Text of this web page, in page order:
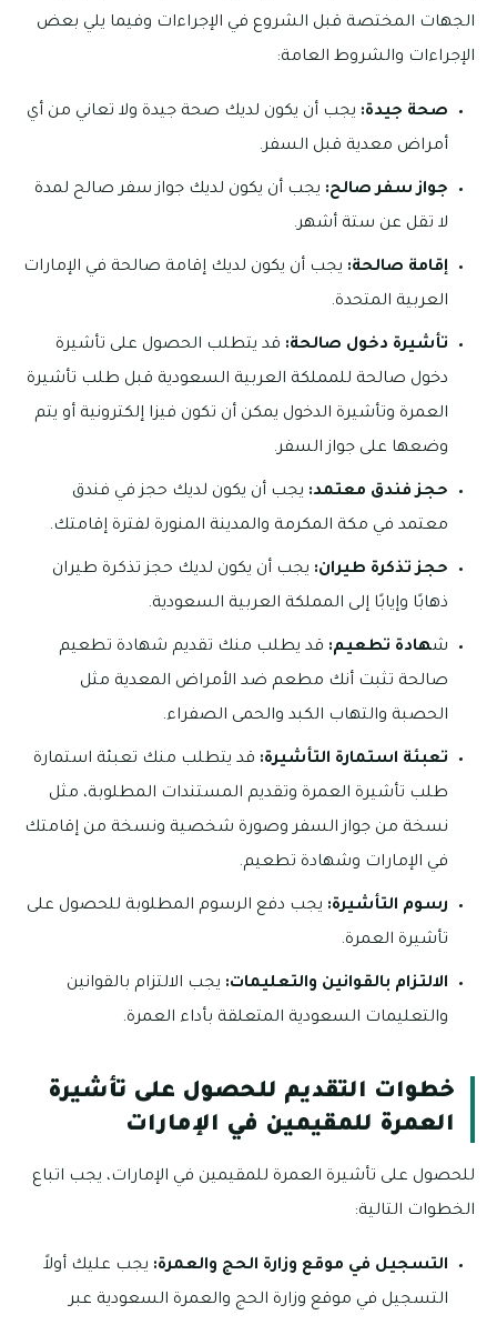
الجهات المختصة قبل الشروع في الإجراءات وفيما يلي بعض
الإجراءات والشروط العامة:
صحة جيدة: يجب أن يكون لديك صحة جيدة ولا تعاني من أي
أمراض معدية قبل السفر.
جواز سفر صالح: يجب أن يكون لديك جواز سفر صالح لمدة
لا تقل عن ستة أشهر.
إقامة صالحة: يجب أن يكون لديك إقامة صالحة في الإمارات
العربية المتحدة.
تأشيرة دخول صالحة: قد يتطلب الحصول على تأشيرة
دخول صالحة للمملكة العربية السعودية قبل طلب تأشيرة
العمرة وتأشيرة الدخول يمكن أن تكون فيزا إلكترونية أو يتم
وضعها على جواز السفر.
حجز فندق معتمد: يجب أن يكون لديك حجز في فندق
معتمد في مكة المكرمة والمدينة المنورة لفترة إقامتك.
حجز تذكرة طيران: يجب أن يكون لديك حجز تذكرة طيران
ذهابًا وإيابًا إلى المملكة العربية السعودية.
شهادة تطعيم: قد يطلب منك تقديم شهادة تطعيم
صالحة تثبت أنك مطعم ضد الأمراض المعدية مثل
الحصبة والتهاب الكبد والحمى الصفراء.
تعبئة استمارة التأشيرة: قد يتطلب منك تعبئة استمارة
طلب تأشيرة العمرة وتقديم المستندات المطلوبة، مثل
نسخة من جواز السفر وصورة شخصية ونسخة من إقامتك
في الإمارات وشهادة تطعيم.
رسوم التأشيرة: يجب دفع الرسوم المطلوبة للحصول على
تأشيرة العمرة.
الالتزام بالقوانين والتعليمات: يجب الالتزام بالقوانين
والتعليمات السعودية المتعلقة بأداء العمرة.
خطوات التقديم للحصول على تأشيرة
العمرة للمقيمين في الإمارات
للحصول على تأشيرة العمرة للمقيمين في الإمارات، يجب اتباع
الخطوات التالية:
التسجيل في موقع وزارة الحج والعمرة: يجب عليك أولاً
التسجيل في موقع وزارة الحج والعمرة السعودية عبر